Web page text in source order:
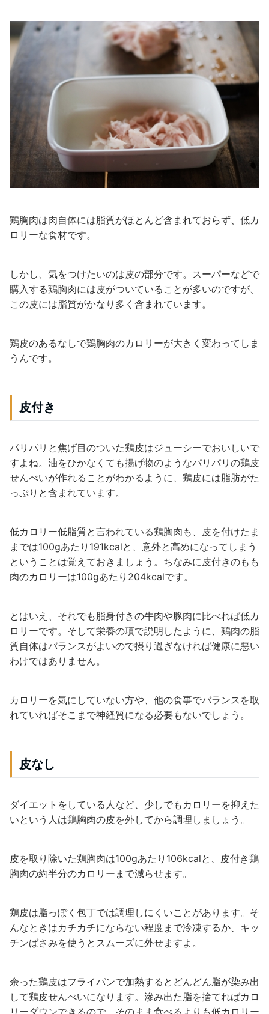
鶏胸肉は肉自体には脂質がほとんど含まれておらず、低カ
ロリーな食材です。
しかし、気をつけたいのは皮の部分です。スーパーなどで
購入する鶏胸肉には皮がついていることが多いのですが、
この皮には脂質がかなり多く含まれています。
鶏皮のあるなしで鶏胸肉のカロリーが大きく変わってしま
うんです。
皮付き
パリパリと焦げ目のついた鶏皮はジューシーでおいしいで
すよね。油をひかなくても揚げ物のようなパリパリの鶏皮
せんべいが作れることがわかるように、鶏皮には脂肪がた
っぷりと含まれています。
低カロリー低脂質と言われている鶏胸肉も、皮を付けたま
までは100gあたり191kcalと、意外と高めになってしまう
ということは覚えておきましょう。ちなみに皮付きのもも
肉のカロリーは100gあたり204kcalです。
とはいえ、それでも脂身付きの牛肉や豚肉に比べれば低カ
ロリーです。そして栄養の項で説明したように、鶏肉の脂
質自体はバランスがよいので摂り過ぎなければ健康に悪い
わけではありません。
カロリーを気にしていない方や、他の食事でバランスを取
れていればそこまで神経質になる必要もないでしょう。
皮なし
ダイエットをしている人など、少しでもカロリーを抑えた
いという人は鶏胸肉の皮を外してから調理しましょう。
皮を取り除いた鶏胸肉は100gあたり106kcalと、皮付き鶏
胸肉の約半分のカロリーまで減らせます。
鶏皮は脂っぽく包丁では調理しにくいことがあります。そ
んなときはカチカチにならない程度まで冷凍するか、キッ
チンばさみを使うとスムーズに外せますよ。
余った鶏皮はフライパンで加熱するとどんどん脂が染み出
して鶏皮せんべいになります。滲み出た脂を捨てればカロ
リーダウンできるので、そのまま食べるよりも低カロリー